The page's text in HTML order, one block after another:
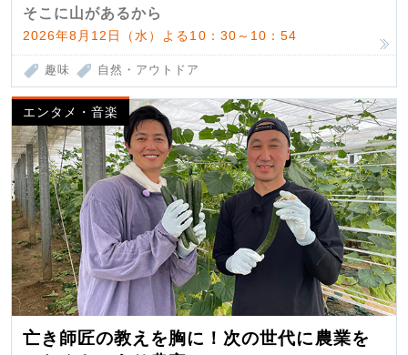
そこに山があるから
2026年8月12日（水）よる10：30～10：54
趣味 自然・アウトドア
エンタメ・音楽
亡き師匠の教えを胸に！次の世代に農業を